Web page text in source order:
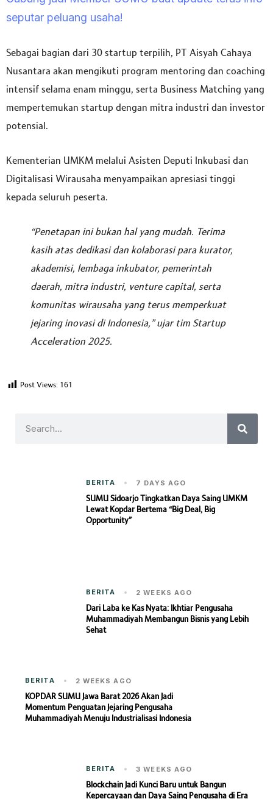
seputar peluang usaha!
Sebagai bagian dari 30 startup terpilih, PT Aisyah Cahaya
Nusantara akan mengikuti program mentoring dan coaching
intensif selama enam minggu, serta Business Matching yang
mempertemukan startup dengan mitra industri dan investor
potensial.
Kementerian UMKM melalui Asisten Deputi Inkubasi dan
Digitalisasi Wirausaha menyampaikan apresiasi tinggi
kepada seluruh peserta.
“Penetapan ini bukan hal yang mudah. Terima
kasih atas dedikasi dan kolaborasi para kurator,
akademisi, lembaga inkubator, pemerintah
daerah, mitra industri, venture capital, serta
komunitas wirausaha yang terus memperkuat
jejaring inovasi di Indonesia,” ujar tim Startup
Acceleration 2025.
Post Views: 161
BERITA 7 DAYS AGO
SUMU Sidoarjo Tingkatkan Daya Saing UMKM
Lewat Kopdar Bertema “Big Deal, Big
Opportunity”
BERITA 2 WEEKS AGO
Dari Laba ke Kas Nyata: Ikhtiar Pengusaha
Muhammadiyah Membangun Bisnis yang Lebih
Sehat
BERITA 2 WEEKS AGO
KOPDAR SUMU Jawa Barat 2026 Akan Jadi
Momentum Penguatan Jejaring Pengusaha
Muhammadiyah Menuju Industrialisasi Indonesia
BERITA 3 WEEKS AGO
Blockchain Jadi Kunci Baru untuk Bangun
Kepercayaan dan Daya Saing Pengusaha di Era